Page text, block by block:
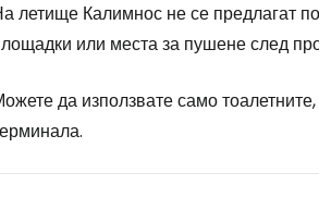
летище Калимнос не се предлагат
или места за пушене след
да използвате само